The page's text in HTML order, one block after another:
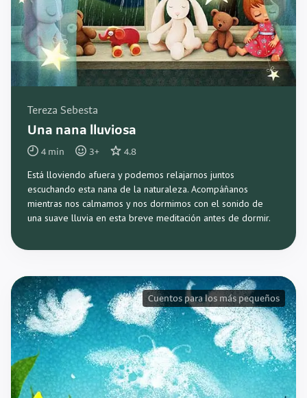
Tereza Sebesta
Una nana lluviosa
4 min 3+ 4.8
Está lloviendo afuera y podemos relajarnos juntos
escuchando esta nana de la naturaleza. Acompáñanos
mientras nos calmamos y nos dormimos con el sonido de
una suave lluvia en esta breve meditación antes de dormir.
Cuentos para los más pequeños